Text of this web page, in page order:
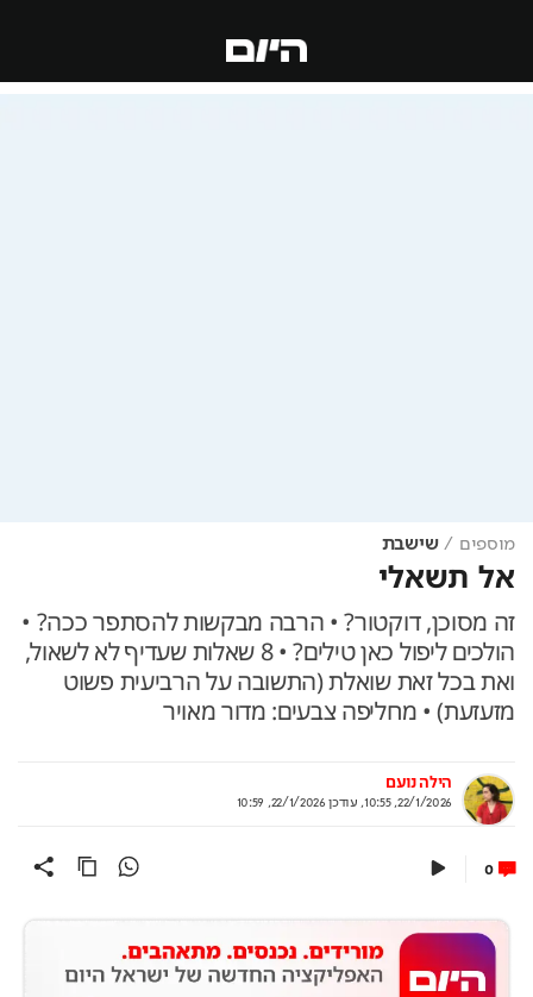
מוספים שישבת
אל תשאלי
זה מסוכן, דוקטור? • הרבה מבקשות להסתפר ככה? •
הולכים ליפול כאן טילים? • 8 שאלות שעדיף לא לשאול,
ואת בכל זאת שואלת (התשובה על הרביעית פשוט
מזעזעת) • מחליפה צבעים: מדור מאויר
הילה נועם
22/1/2026, 10:55
, עודכן 22/1/2026, 10:59
0